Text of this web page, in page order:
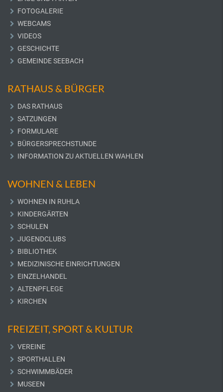
FOTOGALERIE
WEBCAMS
VIDEOS
GESCHICHTE
GEMEINDE SEEBACH
RATHAUS & BÜRGER
DAS RATHAUS
SATZUNGEN
FORMULARE
BÜRGERSPRECHSTUNDE
INFORMATION ZU AKTUELLEN WAHLEN
WOHNEN & LEBEN
WOHNEN IN RUHLA
KINDERGÄRTEN
SCHULEN
JUGENDCLUBS
BIBLIOTHEK
MEDIZINISCHE EINRICHTUNGEN
EINZELHANDEL
ALTENPFLEGE
KIRCHEN
FREIZEIT, SPORT & KULTUR
VEREINE
SPORTHALLEN
SCHWIMMBÄDER
MUSEEN